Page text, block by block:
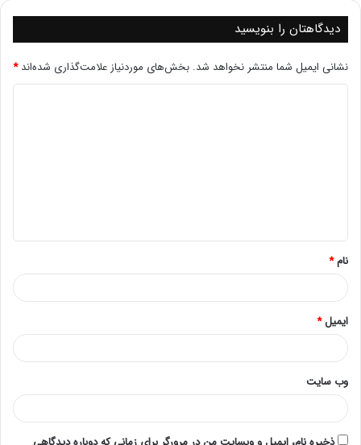
نصب کابل CAT6
کابل بهترین عملکرد را داشته باشد. از خم شدن و محکم شدن
درستی و با رعایت اصول انجام گیرد تا بهترین عملکرد را داشته
باشد.
مسائل دیگری که باید در مورد کابل CAT6 بدانید:
محل قرار گیری کانکتور های RJ-45 در کابل های CAT6
نسخه ارتقاء یافته از CAT6 به نام CAT6a می باشد که
قادر است تا سرعت 10 گیگابیت بر ثانیه را پشتیبانی
نماید.
دیدگاهتان را بنویسید
نشانی ایمیل شما منتشر نخواهد شد. بخش‌های موردنیاز علامت‌گذاری شده‌اند*
نام*
ایمیل*
وب‌ سایت